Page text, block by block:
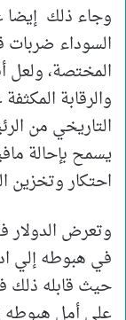
وجاء ذلك إيضا
السوداء ضربات
المختصة، ولعل
والرقابة
التاريخي من
يسمح بإحالة
احتكار وتخزين
وتعرض الدولار
في هبوطه إلي
حيث قابله ذلك